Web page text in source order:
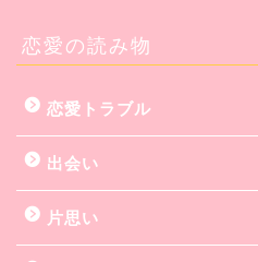
恋愛の読み物
恋愛トラブル
出会い
片思い